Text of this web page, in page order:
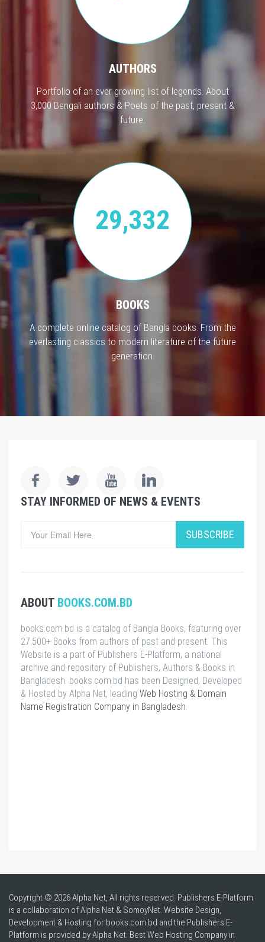
AUTHORS
Portfolio of an ever growing list of legends. About
3,000 Bengali authors & Poets of the past, present &
future.
29,332
BOOKS
A complete online catalog of Bangla books. From the
everlasting classics to modern literature of the future
generation.
STAY INFORMED OF NEWS & EVENTS
SUBSCRIBE
ABOUT BOOKS.COM.BD
books.com.bd is a catalog of Bangla Books, featuring over
27,500+ Books from authors of past and present. This
Website is a part of Publishers E-Platform, a national
archive and repository of Publishers, Authors & Books in
Bangladesh. books.com.bd has been Designed, Developed
& Hosted by Alpha Net, leading Web Hosting & Domain
Name Registration Company in Bangladesh
Copyright © 2026 Alpha Net, All rights reserved. Publishers E-Platform
is a collaboration of Alpha Net & SomoyNet. Website Design,
Development & Hosting for books.com.bd and the Publishers E-
Platform is provided by Alpha Net. BestWeb Hosting Company in